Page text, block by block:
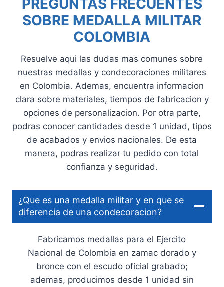
PREGUNTAS FRECUENTES
SOBRE MEDALLA MILITAR
COLOMBIA
Resuelve aqui las dudas mas comunes sobre
nuestras medallas y condecoraciones militares
en Colombia. Ademas, encuentra informacion
clara sobre materiales, tiempos de fabricacion y
opciones de personalizacion. Por otra parte,
podras conocer cantidades desde 1 unidad, tipos
de acabados y envios nacionales. De esta
manera, podras realizar tu pedido con total
confianza y seguridad.
¿Que es una medalla militar y en que se
diferencia de una condecoracion?
Fabricamos medallas para el Ejercito
Nacional de Colombia en zamac dorado y
bronce con el escudo oficial grabado;
ademas, producimos desde 1 unidad sin